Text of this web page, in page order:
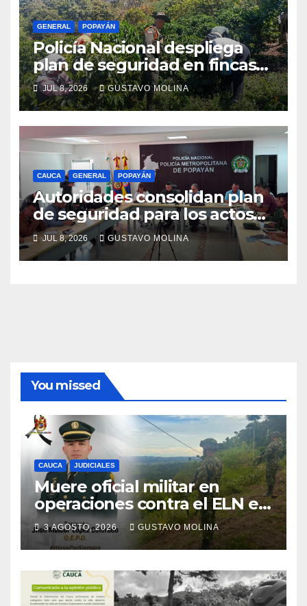
GENERAL POPAYÁN
Policía Nacional despliega
plan de seguridad en fincas
cafeteras para proteger a
productores de Popayán
JUL 8, 2026 GUSTAVO MOLINA
CAUCA GENERAL POPAYÁN
Autoridades consolidan plan
de seguridad para los actos
conmemorativos del 20 de
julio
JUL 8, 2026 GUSTAVO MOLINA
You missed
CAUCA JUDICIALES
Muere oficial militar en
operaciones contra el ELN en
el sur del Cauca
3 AGOSTO, 2026 GUSTAVO MOLINA